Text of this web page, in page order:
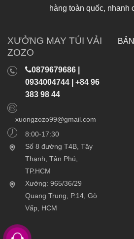
hàng toàn quốc, nhanh
XƯỞNG MAY TÚI VẢI
ZOZO
0879679686 |
0934004744 | +84 96
383 98 44
xuongzozo99@gmail.com
8:00-17:30
Số 8 đường T4B, Tây
Thạnh, Tân Phú,
TP.HCM
Xưởng: 965/36/29
Quang Trung, P.14, Gò
Vấp, HCM